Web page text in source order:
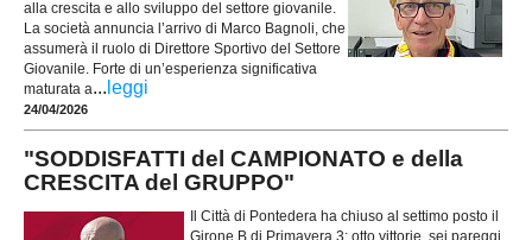
alla crescita e allo sviluppo del settore giovanile.
La società annuncia l’arrivo di Marco Bagnoli, che
assumerà il ruolo di Direttore Sportivo del Settore
Giovanile. Forte di un’esperienza significativa
maturata a... leggi
24/04/2026
"SODDISFATTI del CAMPIONATO e della
CRESCITA del GRUPPO"
Il Città di Pontedera ha chiuso al settimo posto il